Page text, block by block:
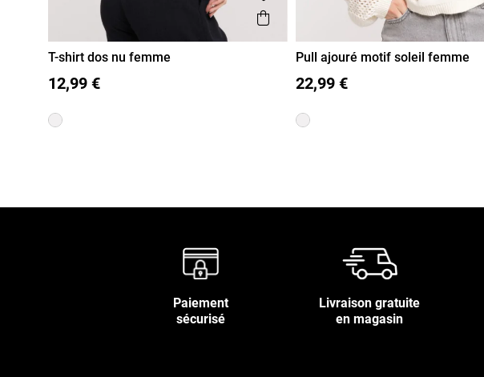
Ajouter aux favoris
Aperçu rapide
S M
T-shirt dos nu femme
12,99 € S M
Pull ajouré motif soleil femme
22,99 €
Paiement
sécurisé
Livraison gratuite
en magasin